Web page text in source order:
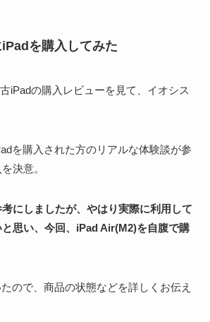
を購入してみた
iPadの購入レビューを見て、イオシス
を購入された方のリアルな体験談が参
決意。
にしましたが、やはり実際に利用して
思い、今回、iPad Air(M2)を自腹で購
ので、商品の状態などを詳しくお伝え